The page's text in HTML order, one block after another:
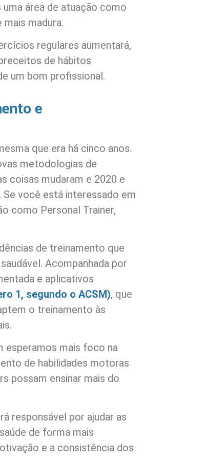
área de atuação como
madura.
regulares aumentará,
de hábitos
um bom profissional.
e
que era há cinco anos.
metodologias de
coisas mudaram e 2020 e
você está interessado em
como Personal Trainer,
de treinamento que
Acompanhada por
e aplicativos
1, segundo o ACSM), que
o treinamento às
esperamos mais foco na
de habilidades motoras
possam ensinar mais do
responsável por ajudar as
de forma mais
e a consistência dos